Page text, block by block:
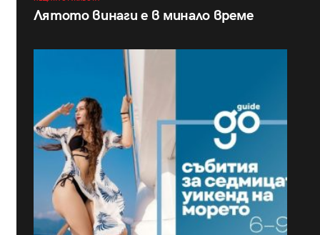
Лятото винаги е в минало време